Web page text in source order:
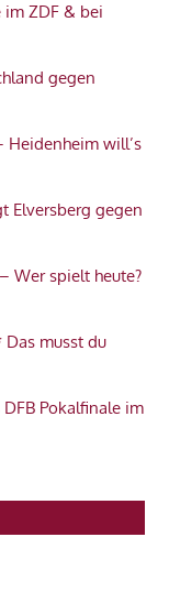
im ZDF & bei
gegen
Heidenheim will’s
Elversberg gegen
Wer spielt heute?
musst du
Pokalfinale im